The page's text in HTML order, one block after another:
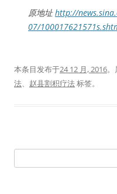
原地址http://
07/
本条目发布于24 12 月, 2016。
法、 赵县割积疗法标签。
索：